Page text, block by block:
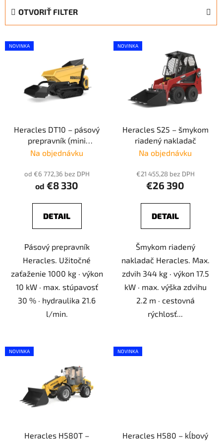
e
OTVORIŤ FILTER
V
ý
NOVINKA
Heracles DT10 – pásový
prepravník (mini
dumper)
Na objednávku
od €6 772,36 bez DPH
od €8 330
DETAIL
Pásový prepravník
Heracles. Užitočné
zaťaženie 1000 kg · výkon
10 kW · max. stúpavosť
30 % · hydraulika 21.6
l/min.
NOVINKA
Heracles S25 – šmykom
riadený nakladač
Na objednávku
€21 455,28 bez DPH
€26 390
DETAIL
Šmykom riadený
nakladač Heracles. Max.
zdvih 344 kg · výkon 17.5
kW · max. výška zdvihu
2.2 m · cestovná
rýchlosť...
NOVINKA
Heracles H580T –
NOVINKA
Heracles H580 – kĺbový